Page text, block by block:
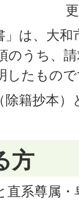
」は、大
のうち、
したもの
除籍抄本
方
直系尊属